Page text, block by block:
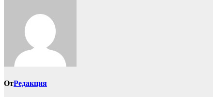
ОтРедакция